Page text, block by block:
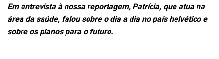
Em entrevista à nossa reportagem, Patrícia, que atua na
área da saúde, falou sobre o dia a dia no país helvético e
sobre os planos para o futuro.